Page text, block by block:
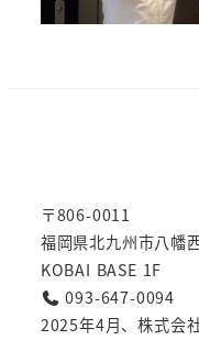
〒806-0011
福岡県北九州市八幡
KOBAI BASE 1F
093-647-0094
2025年4月、株式会